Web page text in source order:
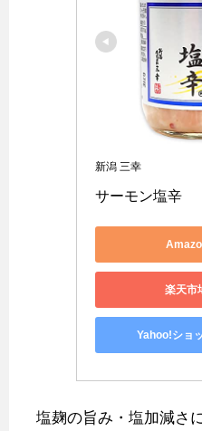
新潟 三幸
サーモン塩辛
楽天市
Yahoo!ショ
塩麹の旨み・塩加減さ